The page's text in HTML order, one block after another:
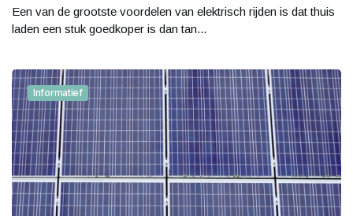
Een van de grootste voordelen van elektrisch rijden is dat thuis
laden een stuk goedkoper is dan tan...
Informatief